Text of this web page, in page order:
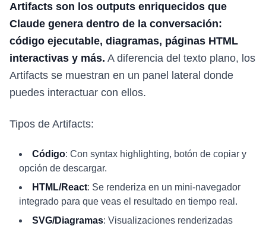
Artifacts son los outputs enriquecidos que
Claude genera dentro de la conversación:
código ejecutable, diagramas, páginas HTML
interactivas y más. A diferencia del texto plano, los
Artifacts se muestran en un panel lateral donde
puedes interactuar con ellos.
Tipos de Artifacts:
Código: Con syntax highlighting, botón de copiar y
opción de descargar.
HTML/React: Se renderiza en un mini-navegador
integrado para que veas el resultado en tiempo real.
SVG/Diagramas: Visualizaciones renderizadas